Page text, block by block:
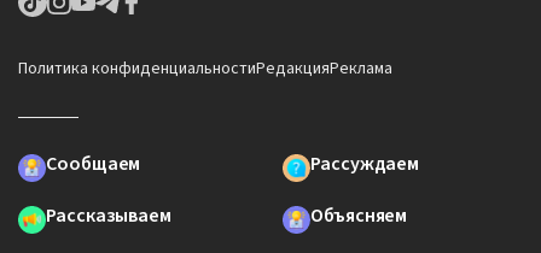
Политика конфиденциальностиРедакцияРеклама
Сообщаем
Рассуждаем
Рассказываем
Объясняем